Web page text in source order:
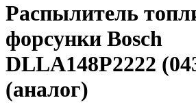
Распылитель
форсунки Bosch
DLLA148P2222
(аналог)